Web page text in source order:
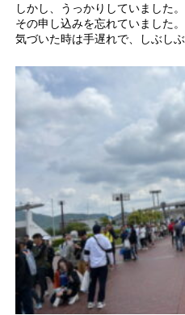
しかし、うっかりしていました。
その申し込みを忘れていました。
気づいた時は手遅れで、しぶし